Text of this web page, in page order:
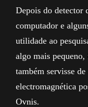
Depois do detector
computador e
utilidade ao
algo mais
também servisse
electromagnética
Ovnis.